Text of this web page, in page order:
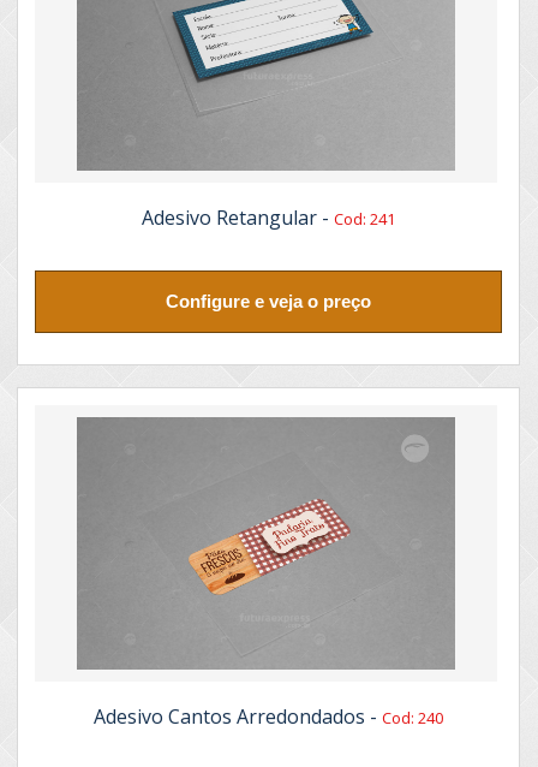
Adesivo Retangular - Cod: 241
Configure e veja o preço
Adesivo Cantos Arredondados - Cod: 240